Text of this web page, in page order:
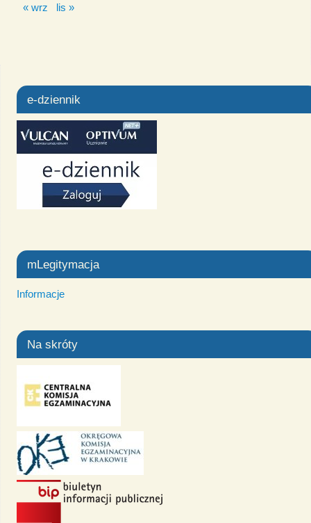
« wrz
lis »
e-dziennik
mLegitymacja
Informacje
Na skróty